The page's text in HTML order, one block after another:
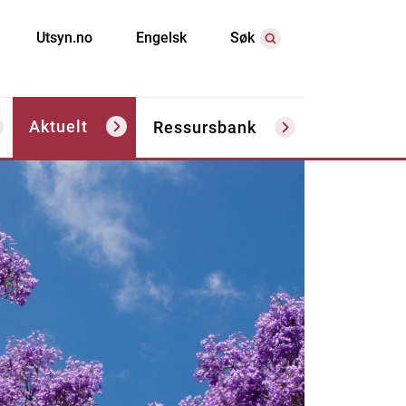
Utsyn.no Engelsk Søk
Aktuelt Ressursbank